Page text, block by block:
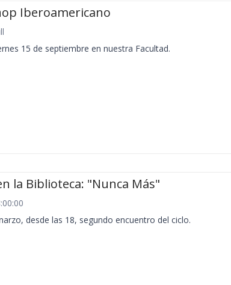
Iberoamericano
15 de septiembre en nuestra Facultad.
la Biblioteca: "Nunca Más"
desde las 18, segundo encuentro del ciclo.